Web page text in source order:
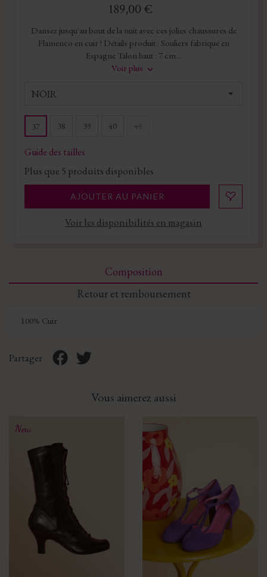
189,00 €
Dansez jusqu'au bout de la nuit avec ces jolies chaussures de
Flamenco en cuir ! Détails produit : Souliers fabriqué en
Espagne Talon haut : 7 cm...
Voir plus
NOIR
37 38 39 40
Guide des tailles
Plus que 5 produits disponibles
AJOUTER AU PANIER
Voir les disponibilités en magasin
Composition
Retour et remboursement
100% Cuir
Partager
Vous aimerez aussi
New